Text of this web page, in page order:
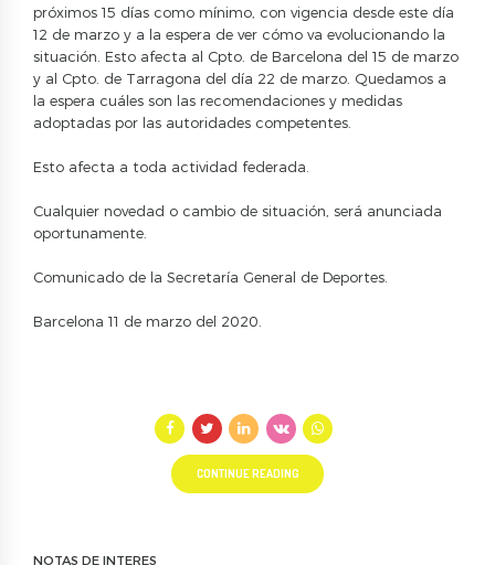
próximos 15 días como mínimo, con vigencia desde este día
12 de marzo y a la espera de ver cómo va evolucionando la
situación. Esto afecta al Cpto. de Barcelona del 15 de marzo
y al Cpto. de Tarragona del día 22 de marzo. Quedamos a
la espera cuáles son las recomendaciones y medidas
adoptadas por las autoridades competentes.
Esto afecta a toda actividad federada.
Cualquier novedad o cambio de situación, será anunciada
oportunamente.
Comunicado de la Secretaría General de Deportes.
Barcelona 11 de marzo del 2020.
CONTINUE READING
NOTAS DE INTERES